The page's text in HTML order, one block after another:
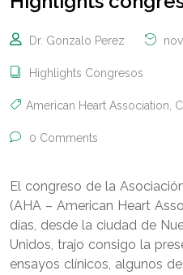
Dr. Gonzalo Perez
Highlights Congresos
American Heart Association,
0 Comments
El congreso de la
(AHA – American Heart
días, desde la ciudad de
Unidos, trajo consigo la
ensayos clínicos, algunos